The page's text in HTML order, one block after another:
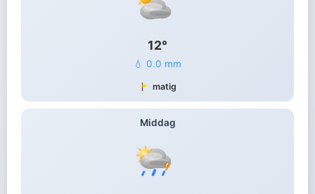
12°
💧 0.0 mm
matig
Middag